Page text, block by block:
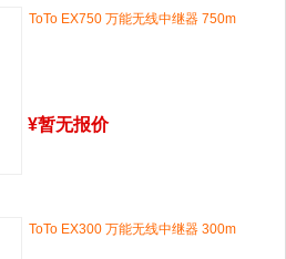
ToTo EX750 万能无线中继器 750m
¥暂无报价
ToTo EX300 万能无线中继器 300m